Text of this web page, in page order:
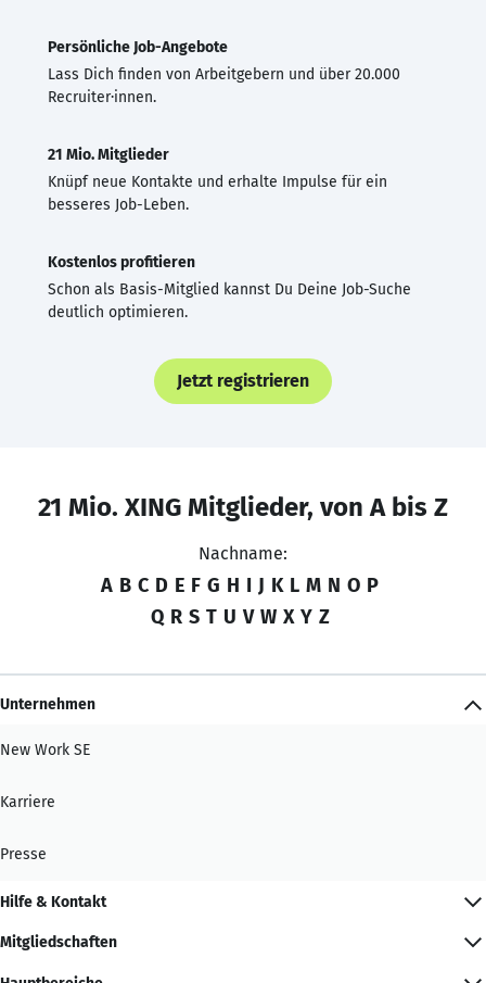
Persönliche Job-Angebote
Lass Dich finden von Arbeitgebern und über 20.000
Recruiter·innen.
21 Mio. Mitglieder
Knüpf neue Kontakte und erhalte Impulse für ein
besseres Job-Leben.
Kostenlos profitieren
Schon als Basis-Mitglied kannst Du Deine Job-Suche
deutlich optimieren.
Jetzt registrieren
21 Mio. XING Mitglieder, von A bis Z
Nachname:
A B C D E F G H I J K L M N O P
Q R S T U V W X Y Z
Unternehmen
New Work SE
Karriere
Presse
Hilfe & Kontakt
Mitgliedschaften